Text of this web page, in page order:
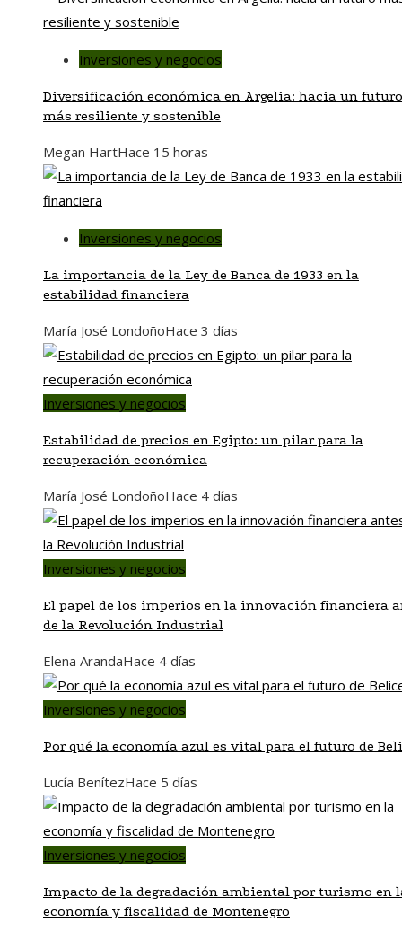
Inversiones y negocios
Diversificación económica en Argelia: hacia un futuro
más resiliente y sostenible
Megan HartHace 15 horas
Inversiones y negocios
La importancia de la Ley de Banca de 1933 en la
estabilidad financiera
María José LondoñoHace 3 días
Inversiones y negocios
Estabilidad de precios en Egipto: un pilar para la
recuperación económica
María José LondoñoHace 4 días
Inversiones y negocios
El papel de los imperios en la innovación financiera
de la Revolución Industrial
Elena ArandaHace 4 días
Inversiones y negocios
Por qué la economía azul es vital para el futuro de
Lucía BenítezHace 5 días
Inversiones y negocios
Impacto de la degradación ambiental por turismo en
economía y fiscalidad de Montenegro